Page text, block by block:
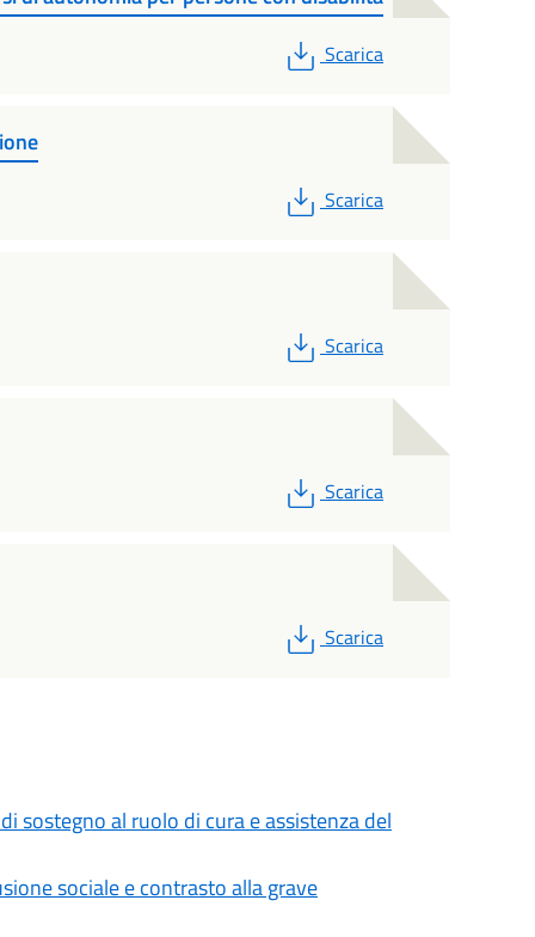
PDF
Scarica
PDF
Scarica
PDF
Scarica
PDF
Scarica
PDF
Scarica
sostegno al ruolo di cura e assistenza del
sociale e contrasto alla grave